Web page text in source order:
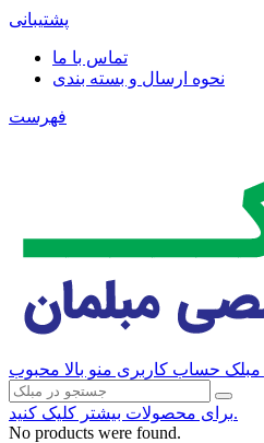
پشتیبانی
تماس با ما
نحوه ارسال و بسته بندی
فهرست
مبلک حساب کاربری منو بالا محبوب
برای محصولات بیشتر کلیک کنید.
No products were found.